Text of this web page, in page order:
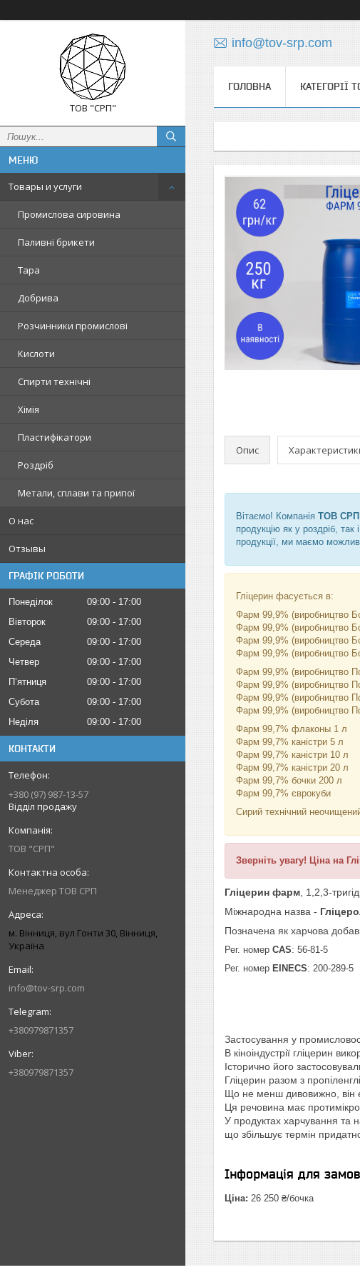
ТОВ "СРП"
Товары и услуги
Промислова сировина
Паливні брикети
Тара
Добрива
Розчинники промислові
Кислоти
Спирти технічні
Хімія
Пластифікатори
Роздріб
Метали, сплави та припої
О нас
Отзывы
ГРАФІК РОБОТИ
Понеділок 09:00
17:00
Вівторок
09:00
17:00
Середа
09:00
17:00
Четвер
09:00
17:00
Пʼятниця
09:00
17:00
Субота
09:00
17:00
Неділя
09:00 17:00
КОНТАКТИ
+380 (97) 987-13-57
Відділ продажу
ТОВ "СРП"
Менеджер ТОВ СРП
м. Вінниця, вул Гонти 30, Вінниця,
Україна
info@tov-srp.com
+380979871357
+380979871357
info@tov-srp.com
ГОЛОВНА КАТЕГОРІЇ
Опис
Вітаємо! Компанія ТОВ СРП
продукцію як у роздріб,
продукції, ми маємо
Гліцерин фасується в:
Фарм 99,9% (виробництво
Фарм 99,9% (виробництво
Фарм 99,9% (виробництво
Фарм 99,9% (виробництво
Фарм 99,9% (виробництво
Фарм 99,9% (виробництво
Фарм 99,9% (виробництво
Фарм 99,9% (виробництво
Фарм 99,7% флаконы 1 л
Фарм 99,7% каністри 5 л
Фарм 99,7% каністри 10 л
Фарм 99,7% каністри 20 л
Фарм 99,7% бочки 200 л
Фарм 99,7% єврокуби
Сирий технічний
Зверніть увагу! Ціна на
Гліцерин фарм , 1,2,3-
Міжнародна назва -
Позначена як харчова
Рег. номер CAS: 56-81-5
Рег. номер EINECS: 200-289-5
Застосування у
В кіноіндустрії гліцерин
Історично його
Гліцерин разом з
Що не менш дивовижно, він є
Ця речовина має
У продуктах харчування та
що збільшує термін
Інформація для
Ціна: 26 250 ₴/бочка